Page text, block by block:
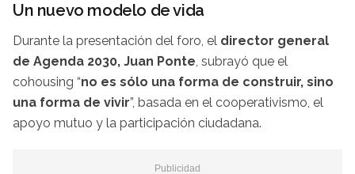
Un nuevo modelo de vida
Durante la presentación del foro, el director general
de Agenda 2030, Juan Ponte, subrayó que el
cohousing “no es sólo una forma de construir, sino
una forma de vivir”, basada en el cooperativismo, el
apoyo mutuo y la participación ciudadana.